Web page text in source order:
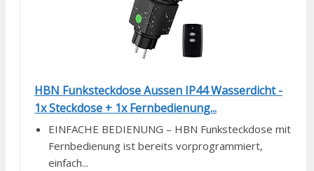
HBN Funksteckdose Aussen IP44 Wasserdicht -
1x Steckdose + 1x Fernbedienung...
EINFACHE BEDIENUNG – HBN Funksteckdose mit
Fernbedienung ist bereits vorprogrammiert,
einfach...